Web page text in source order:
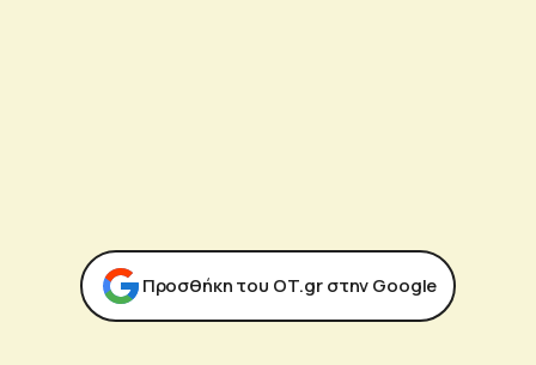
Προσθήκη του ΟΤ.gr στην Google